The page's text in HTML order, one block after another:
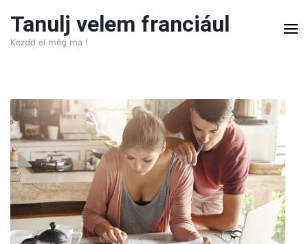
Tanulj velem franciául
Kezdd el még ma !